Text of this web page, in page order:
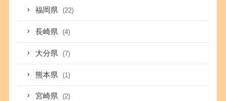
福岡県 (22)
長崎県 (4)
大分県 (7)
熊本県 (1)
宮崎県 (2)